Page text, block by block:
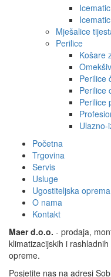
Mješalice
Perilice
Košare
Perilice
Perilice
Perilice
Ulazno-
Početna
Trgovina
Servis
Usluge
Ugostiteljska oprema
O nama
Kontakt
Maer d.o.o. - prodaja,
klimatizacijskih i
opreme.
Posjetite nas na adresi